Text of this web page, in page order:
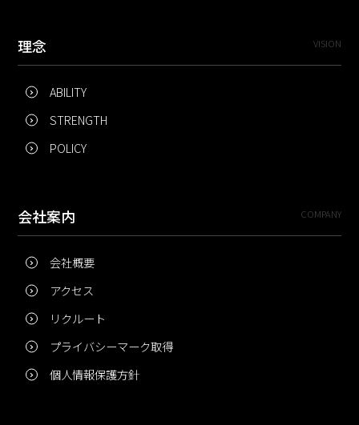
理念 VISION
ABILITY
STRENGTH
POLICY
会社案内 COMPANY
会社概要
アクセス
リクルート
プライバシーマーク取得
個人情報保護方針